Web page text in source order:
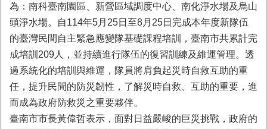
消
防
宣
導
民
力
園
地
為：南科臺南園區、新營區域調度中心、南化淨水場及烏山
頭淨水場。自114年5月25日至8月25日完成本年度新隊伍
的臺灣民間自主緊急應變隊基礎課程培訓，臺南市共累計完
成培訓209人，並持續進行隊伍的復習訓練及維運管理。透
過系統化的培訓與維運，隊員將肩負起災時自救互助的重
任，提升民間的防災韌性，了解災時自救、互助的重要，進
而成為政府防救災之重要夥伴。
臺南市市長黃偉哲表示，面對日益嚴峻的巨災挑戰，政府的